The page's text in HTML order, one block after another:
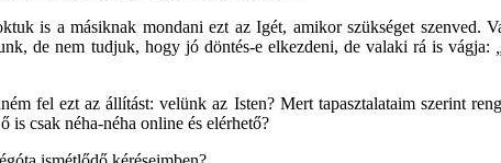
is a másiknak mondani ezt az Igét, amikor szükséget szenved.
de nem tudjuk, hogy jó döntés-e elkezdeni, de valaki rá is vágja:
fel ezt az állítást: velünk az Isten? Mert tapasztalataim szerint
is csak néha-néha online és elérhető?